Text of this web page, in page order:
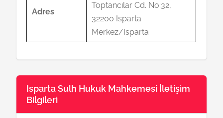
Adres
Toptancılar Cd. No:32,
32200 Isparta
Merkez/Isparta
Isparta Sulh Hukuk Mahkemesi İletişim
Bilgileri